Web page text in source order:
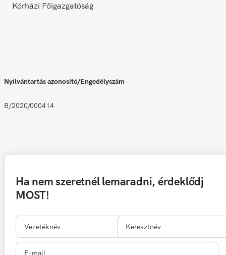
Kórházi Főigazgatóság
Nyilvántartás azonosító/Engedélyszám
B/2020/000414
Ha nem szeretnél lemaradni, érdeklődj
MOST!